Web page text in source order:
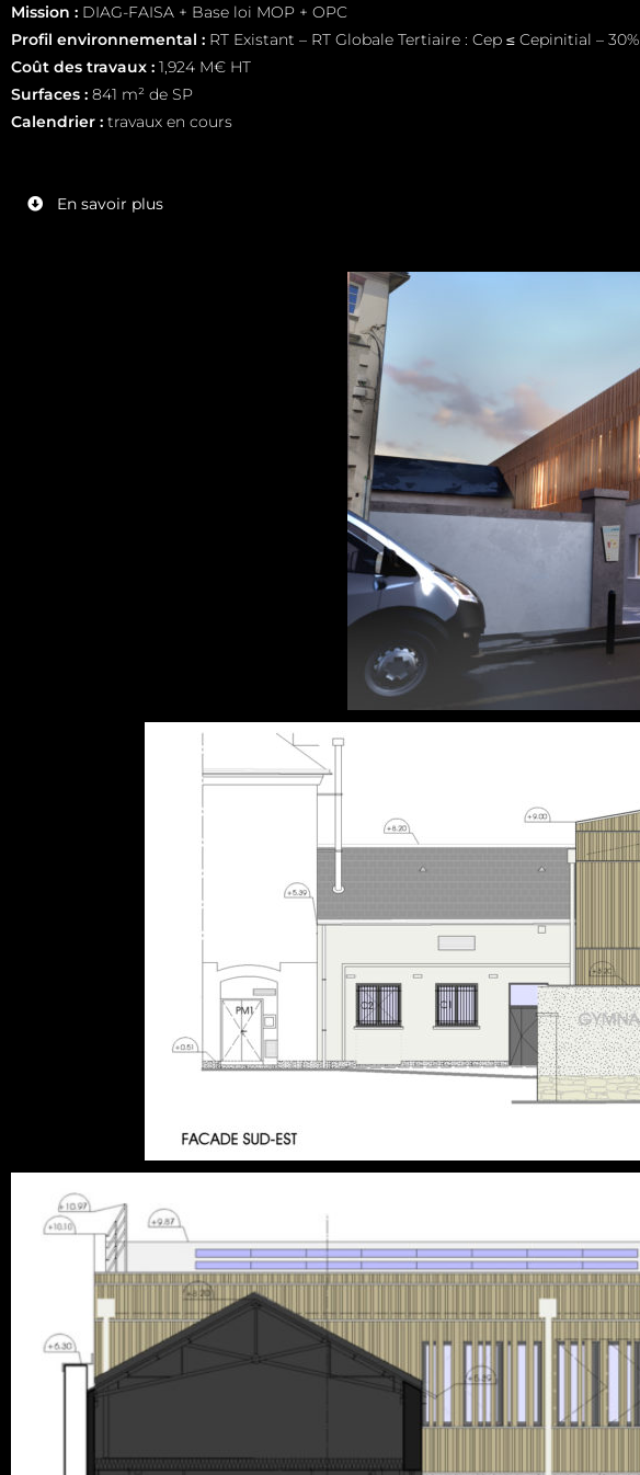
Mission : DIAG-FAISA + Base loi MOP + OPC
Profil environnemental : RT Existant – RT Globale Tertiaire : Cep ≤ Cepinitial – 30%
Coût des travaux : 1,924 M€ HT
Surfaces : 841 m² de SP
Calendrier : travaux en cours
En savoir plus